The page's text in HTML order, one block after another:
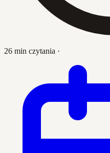
26 min czytania ·